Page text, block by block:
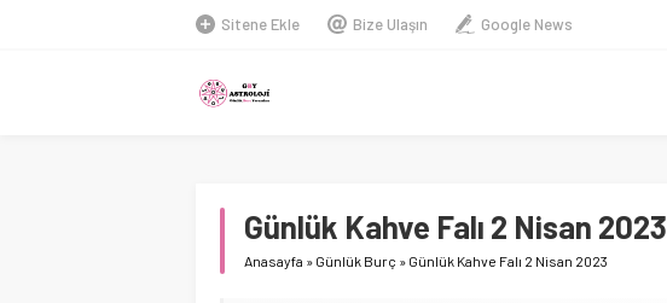
Sitene Ekle Bize Ulaşın Google News
Günlük Kahve Falı 2 Nisan 2023
Anasayfa » Günlük Burç » Günlük Kahve Falı 2 Nisan 2023